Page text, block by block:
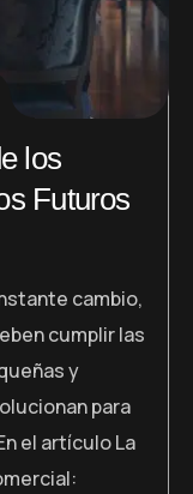
los
Futuros
cambio,
cumplir las
y
para
el artículo La